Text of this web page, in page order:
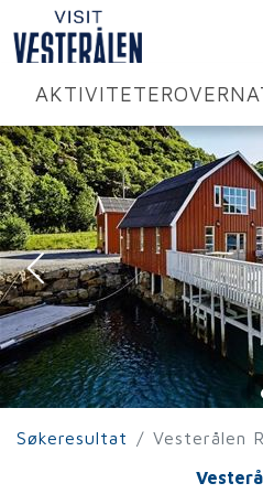
AKTIVITETER
Søkeresultat
Vesterålen